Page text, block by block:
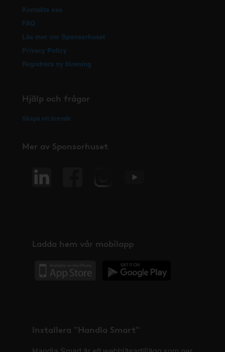
Kontakta oss
FAQ
Läs mer om Sponsorhuset
Privacy Policy
Registrera ny förening
Hjälp och frågor
Skapa ett ärende
Mer av Sponsorhuset
Ladda hem vår mobilapp
Installera "Handla Smart"